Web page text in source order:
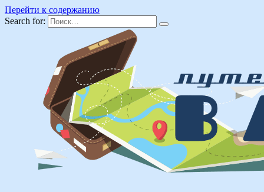
Перейти к содержанию
Search for: